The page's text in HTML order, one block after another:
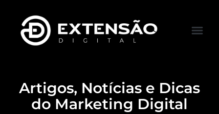
Artigos, Notícias e Dicas
do Marketing Digital